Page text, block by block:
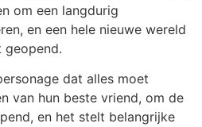
om een langdurig
en een hele nieuwe wereld
geopend.
dat alles moet
van hun beste vriend, om de
en het stelt belangrijke